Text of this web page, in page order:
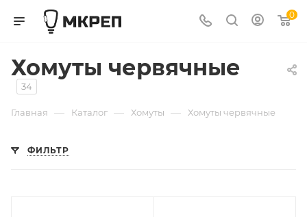
0
Хомуты червячные
34
Главная — Каталог — Хомуты — Хомуты червячные
ФИЛЬТР